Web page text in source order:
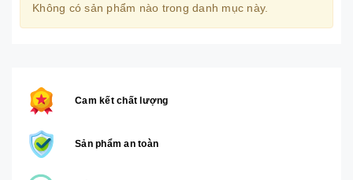
Không có sản phẩm nào trong danh mục này.
Cam kết chất lượng
Sản phẩm an toàn